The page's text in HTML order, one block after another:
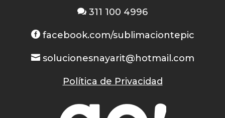
 311 100 4996
facebook.com/sublimaciontepic
 solucionesnayarit@hotmail.com
Política de Privacidad